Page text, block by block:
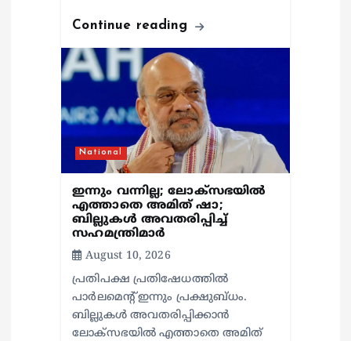
Continue reading
National
ഇന്നും വന്നില്ല; ലോക്‌സഭയില്‍
എത്താതെ അമിത് ഷാ;
ബില്ലുകള്‍ അവതരിപ്പിച്ച്
സഹമന്ത്രിമാര്‍
August 10, 2026
പ്രതിപക്ഷ പ്രതിഷേധത്തില്‍
പാര്‍ലമെന്റ് ഇന്നും പ്രക്ഷുബ്ധം.
ബില്ലുകള്‍ അവതരിപ്പിക്കാന്‍
ലോക്‌സഭയില്‍ എത്താതെ അമിത്